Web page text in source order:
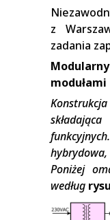
z
zadania
modułami
Poniżej
według